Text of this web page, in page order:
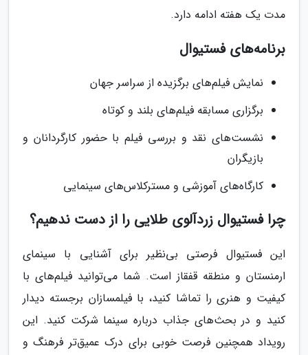
مدت یک هفته ادامه دارد.
برنامه‌های فستیوال
نمایش فیلم‌های برگزیده از سراسر جهان
برگزاری مسابقه فیلم‌های بلند و کوتاه
نشست‌های نقد و بررسی فیلم با حضور کارگردانان و
بازیگران
کارگاه‌های آموزشی و مسترکلاس‌های سینمایی
چرا فستیوال زردآلوی طلایی را از دست ندهیم؟
این فستیوال فرصتی بی‌نظیر برای آشنایی با سینمای
ارمنستان و منطقه قفقاز است. شما می‌توانید فیلم‌های با
کیفیت و هنری را تماشا کنید، با فیلمسازان برجسته دیدار
کنید و در بحث‌های جذاب درباره سینما شرکت کنید. این
رویداد همچنین فرصت خوبی برای درک عمیق‌تر فرهنگ و